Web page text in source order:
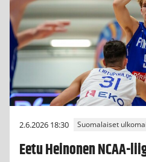
2.6.2026 18:30 Suomalaiset
Eetu Heinonen NCAA-